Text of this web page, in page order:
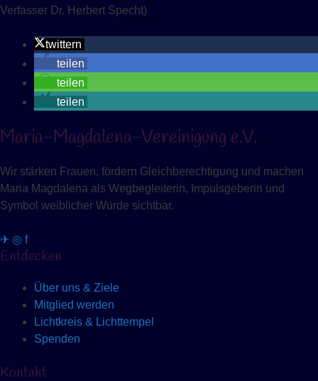
Verfasser Dr. Herbert Specht)
twittern
teilen
teilen
teilen
Maria-Magdalena-Vereinigung e.V.
Wir stärken Frauen, fördern Gleichberechtigung und machen
Maria Magdalena als Wegbegleiterin, Impulsgeberin und
Symbol weiblicher Würde sichtbar.
✈ ◎ f
Entdecken
Über uns & Ziele
Mitglied werden
Lichtkreis & Lichttempel
Spenden
Kontakt